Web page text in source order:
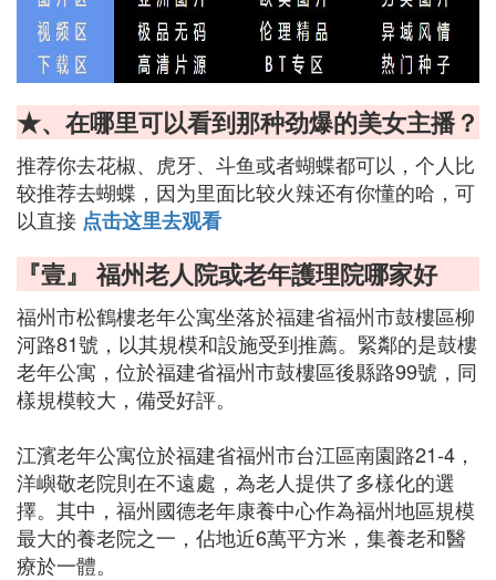
★、在哪里可以看到那种劲爆的美女主播？
推荐你去花椒、虎牙、斗鱼或者蝴蝶都可以，个人比
较推荐去蝴蝶，因为里面比较火辣还有你懂的哈，可
以直接 点击这里去观看
『壹』 福州老人院或老年護理院哪家好
福州市松鶴樓老年公寓坐落於福建省福州市鼓樓區柳
河路81號，以其規模和設施受到推薦。緊鄰的是鼓樓
老年公寓，位於福建省福州市鼓樓區後縣路99號，同
樣規模較大，備受好評。
江濱老年公寓位於福建省福州市台江區南園路21-4，
洋嶼敬老院則在不遠處，為老人提供了多樣化的選
擇。其中，福州國德老年康養中心作為福州地區規模
最大的養老院之一，佔地近6萬平方米，集養老和醫
療於一體。